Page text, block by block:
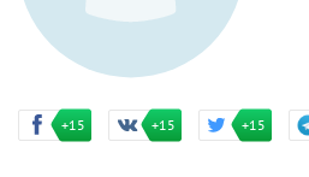
+15 +15 +15